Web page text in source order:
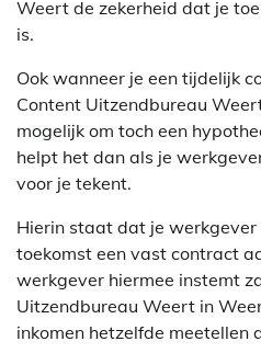
Weert de zekerheid dat je
is.
Ook wanneer je een tijdelijk
Content Uitzendbureau
mogelijk om toch een
helpt het dan als je
voor je tekent.
Hierin staat dat je werkgever
toekomst een vast contract
werkgever hiermee instemt
Uitzendbureau Weert in
inkomen hetzelfde meetellen